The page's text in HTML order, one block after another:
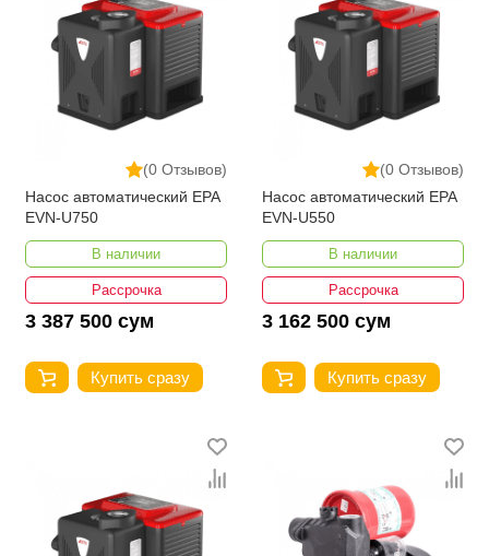
(0 Отзывов)
Насос автоматический EPA
EVN-U750
В наличии
Рассрочка
3 387 500 сум
Купить сразу
(0 Отзывов)
Насос автоматический EPA
EVN-U550
В наличии
Рассрочка
3 162 500 сум
Купить сразу